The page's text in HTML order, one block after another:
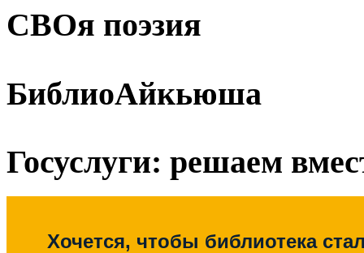
СВОя поэзия
БиблиоАйкьюша
Госуслуги: решаем
Хочется, чтобы библиотека